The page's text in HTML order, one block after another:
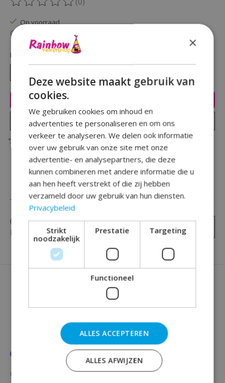
De beoordeling van dit product is
Op voorraad
Beschikbaarheid in de winkel controleren
Hoeveelheid:
Toevoegen aan winkelwagen
Plaats bestelling
Toevoegen om te vergelijken
Reviews (0)
0 sterren op basis van0
beoordelingen
Je beoordeling toevoegen
Categorieën
×
Deze website maakt gebruik van
cookies.
We gebruiken cookies om inhoud en
advertenties te personaliseren en om ons
verkeer te analyseren. We delen ook informatie
over uw gebruik van onze site met onze
advertentie- en analysepartners, die deze
kunnen combineren met andere informatie die u
aan hen heeft verstrekt of die zij hebben
verzameld door uw gebruik van hun diensten.
Privacybeleid
Strikt
noodzakelijk
Prestatie Targeting
Functioneel
ALLES ACCEPTEREN
ALLES AFWIJZEN